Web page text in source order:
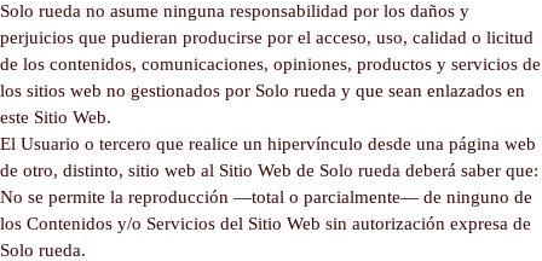
Solo rueda no asume ninguna responsabilidad por los daños y
perjuicios que pudieran producirse por el acceso, uso, calidad o licitud
de los contenidos, comunicaciones, opiniones, productos y servicios de
los sitios web no gestionados por Solo rueda y que sean enlazados en
este Sitio Web.
El Usuario o tercero que realice un hipervínculo desde una página web
de otro, distinto, sitio web al Sitio Web de Solo rueda deberá saber que:
No se permite la reproducción —total o parcialmente— de ninguno de
los Contenidos y/o Servicios del Sitio Web sin autorización expresa de
Solo rueda.